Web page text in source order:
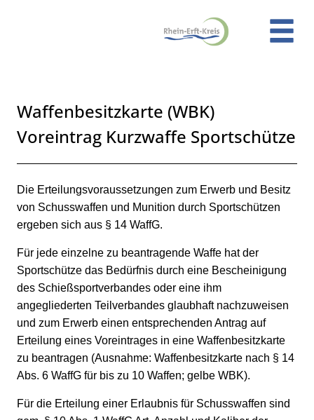
Waffenbesitzkarte (WBK)
Voreintrag Kurzwaffe Sportschütze
Beschreibung
Die Erteilungsvoraussetzungen zum Erwerb und Besitz
von Schusswaffen und Munition durch Sportschützen
ergeben sich aus § 14 WaffG.
Für jede einzelne zu beantragende Waffe hat der
Sportschütze das Bedürfnis durch eine Bescheinigung
des Schießsportverbandes oder eine ihm
angegliederten Teilverbandes glaubhaft nachzuweisen
und zum Erwerb einen entsprechenden Antrag auf
Erteilung eines Voreintrages in eine Waffenbesitzkarte
zu beantragen (Ausnahme: Waffenbesitzkarte nach § 14
Abs. 6 WaffG für bis zu 10 Waffen; gelbe WBK).
Für die Erteilung einer Erlaubnis für Schusswaffen sind